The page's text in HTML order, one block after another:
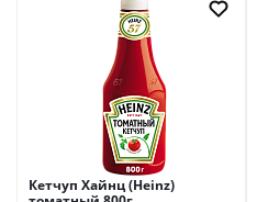
Кетчуп Хайнц (Heinz)